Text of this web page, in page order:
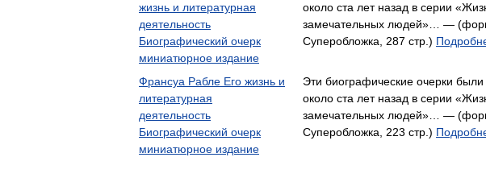
жизнь и литературная
деятельность
Биографический очерк
миниатюрное издание
около ста лет назад в серии
замечательных людей»… —
Суперобложка, 287 стр.)
Франсуа Рабле Его жизнь и
литературная
деятельность
Биографический очерк
миниатюрное издание
Эти биографические очерки
около ста лет назад в серии
замечательных людей»… —
Суперобложка, 223 стр.)